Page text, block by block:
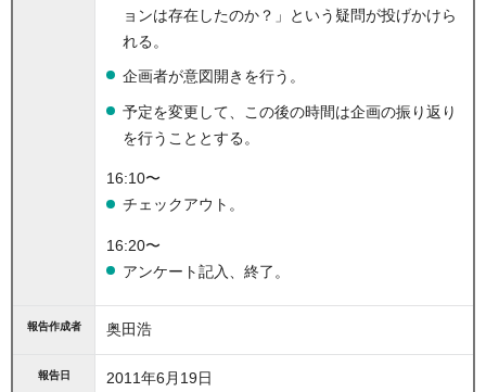
ョンは存在したのか？」という疑問が投げかけら
れる。
企画者が意図開きを行う。
予定を変更して、この後の時間は企画の振り返り
を行うこととする。
16:10〜
チェックアウト。
16:20〜
アンケート記入、終了。
報告作成者 奥田浩
報告日 2011年6月19日